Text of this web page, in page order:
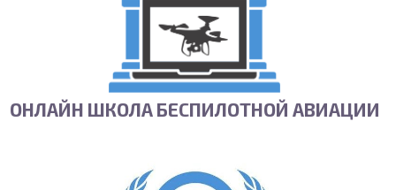
ОНЛАЙН ШКОЛА БЕСПИЛОТНОЙ АВИАЦИИ